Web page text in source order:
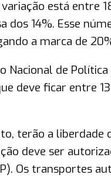
está entre
dos 14%. Esse
a marca de
Nacional de
deve ficar entre
terão a liberdade
deve ser
Os transportes